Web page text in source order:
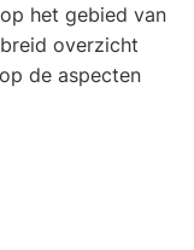
het gebied van
overzicht
de aspecten